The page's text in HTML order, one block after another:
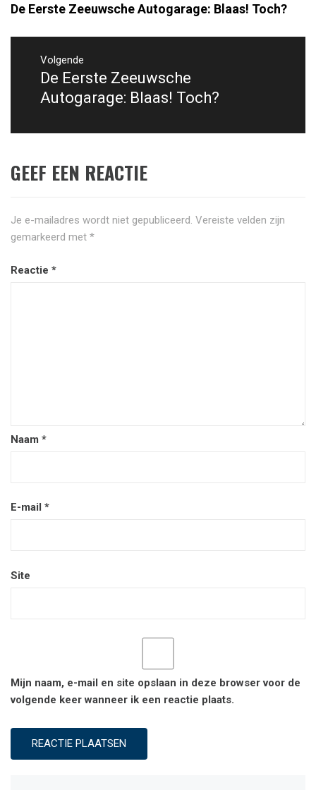
De Eerste Zeeuwsche Autogarage: Blaas! Toch?
Bericht
navigatie
Volgende
Volgend
bericht:
De Eerste Zeeuwsche
Autogarage: Blaas! Toch?
GEEF EEN REACTIE
Je e-mailadres wordt niet gepubliceerd. Vereiste velden zijn
gemarkeerd met *
Reactie *
Naam *
E-mail *
Site
Mijn naam, e-mail en site opslaan in deze browser voor de
volgende keer wanneer ik een reactie plaats.